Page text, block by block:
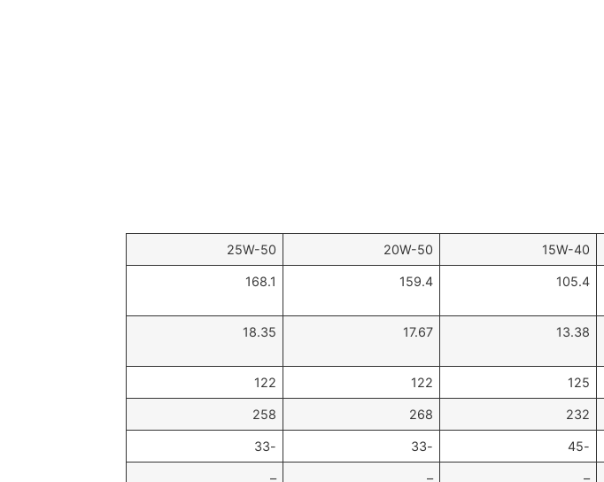
15W-40
20W-50
25W-50
105.4
159.4
168.1
13.38
17.67
18.35
125
122
122
232
268
258